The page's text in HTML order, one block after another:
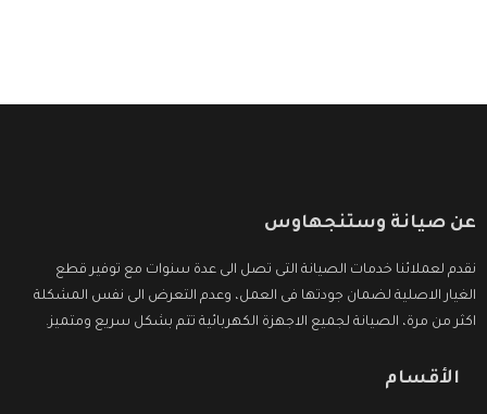
عن صيانة وستنجهاوس
نقدم لعملائنا خدمات الصيانة التى تصل الى عدة سنوات مع توفير قطع
الغيار الاصلية لضمان جودتها فى العمل، وعدم التعرض الى نفس المشكلة
اكثر من مرة، الصيانة لجميع الاجهزة الكهربائية تتم بشكل سريع ومتميز.
الأقسام